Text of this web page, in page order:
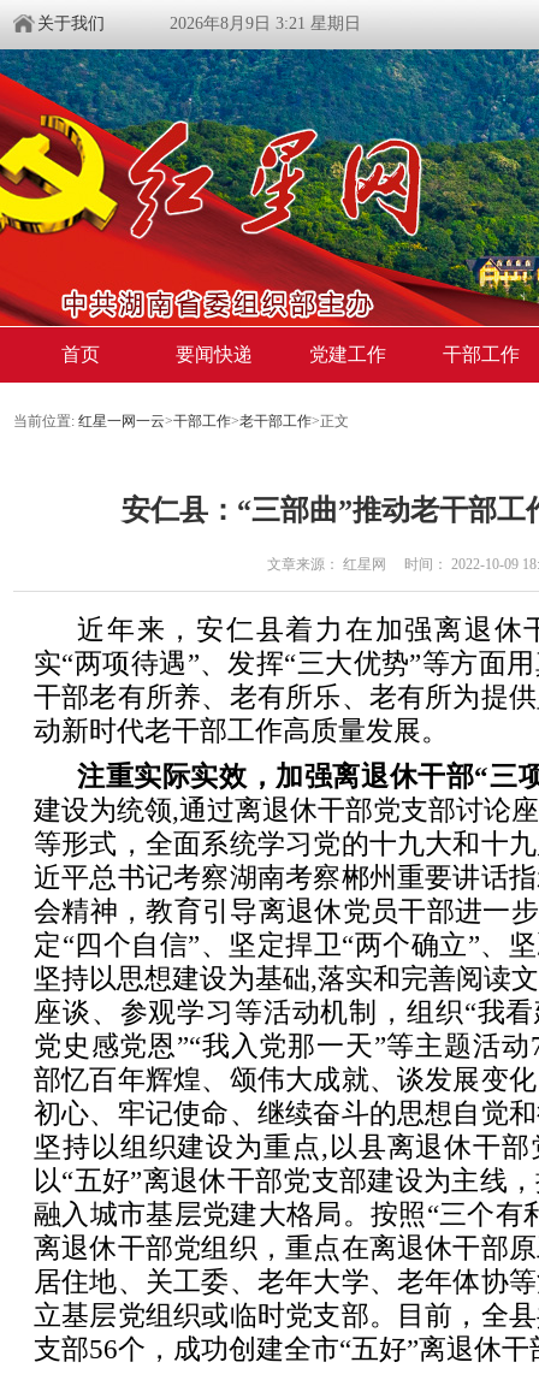
关于我们 2026年8月9日 3:21 星期日
首页 要闻快递 党建工作 干部工作
当前位置: 红星一网一云>干部工作>老干部工作>正文
安仁县：“三部曲”推动老干部工
文章来源： 红星网 时间： 2022-10-09
近年来，安仁县着力在加强离退休
实“两项待遇”、发挥“三大优势”等方面
干部老有所养、老有所乐、老有所为提
动新时代老干部工作高质量发展。
注重实际实效，加强离退休干部“三
建设为统领,通过离退休干部党支部讨论
等形式，全面系统学习党的十九大和十
近平总书记考察湖南考察郴州重要讲话
会精神，教育引导离退休党员干部进一
定“四个自信”、坚定捍卫“两个确立”、
坚持以思想建设为基础,落实和完善阅读
座谈、参观学习等活动机制，组织“我
党史感党恩”“我入党那一天”等主题活
部忆百年辉煌、颂伟大成就、谈发展变
初心、牢记使命、继续奋斗的思想自觉
坚持以组织建设为重点,以县离退休干
以“五好”离退休干部党支部建设为主线
融入城市基层党建大格局。按照“三个有
离退休干部党组织，重点在离退休干部
居住地、关工委、老年大学、老年体协
立基层党组织或临时党支部。目前，全
支部56个，成功创建全市“五好”离退休